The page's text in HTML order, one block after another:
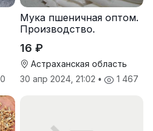
Мука пшеничная оптом.
Производство.
16 ₽
Астраханская область
30 апр 2024, 21:02 • 1 467